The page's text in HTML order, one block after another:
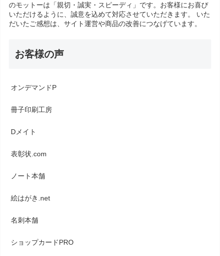
のモットーは「親切・誠実・スピーディ」です。お客様にお喜び
いただけるように、誠意を込めて対応させていただきます。 いた
だいたご感想は、サイト運営や商品の改善につなげています。
お客様の声
オンデマンドP
冊子印刷工房
Dメイト
表彰状.com
ノート本舗
絵はがき.net
名刺本舗
ショップカードPRO